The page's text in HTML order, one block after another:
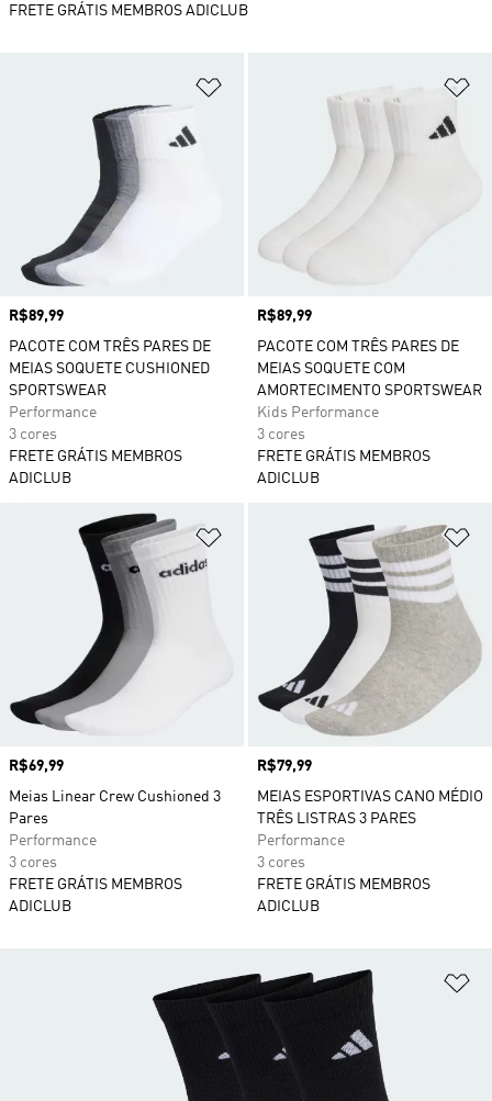
Preço
R$89,99
PACOTE COM TRÊS PARES DE
MEIAS SOQUETE CUSHIONED
SPORTSWEAR
Performance
3 cores
FRETE GRÁTIS MEMBROS
ADICLUB
Preço
R$89,99
PACOTE COM TRÊS PARES DE
MEIAS SOQUETE COM
AMORTECIMENTO SPORTSWEAR
Kids Performance
3 cores
FRETE GRÁTIS MEMBROS
ADICLUB
Adicionar à Lista de Desejos
Preço
R$69,99
Meias Linear Crew Cushioned 3
Pares
Performance
3 cores
FRETE GRÁTIS MEMBROS
ADICLUB
Preço
R$79,99
MEIAS ESPORTIVAS CANO MÉDIO
TRÊS LISTRAS 3 PARES
Performance
3 cores
FRETE GRÁTIS MEMBROS
ADICLUB
FRETE GRÁTIS MEMBROS ADICLUB